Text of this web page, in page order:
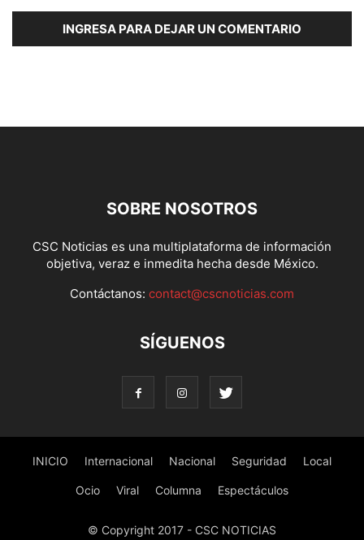
INGRESA PARA DEJAR UN COMENTARIO
SOBRE NOSOTROS
CSC Noticias es una multiplataforma de información
objetiva, veraz e inmedita hecha desde México.
Contáctanos: contact@cscnoticias.com
SÍGUENOS
INICIO Internacional Nacional Seguridad Local
Ocio Viral Columna Espectáculos
© Copyright 2017 - CSC NOTICIAS